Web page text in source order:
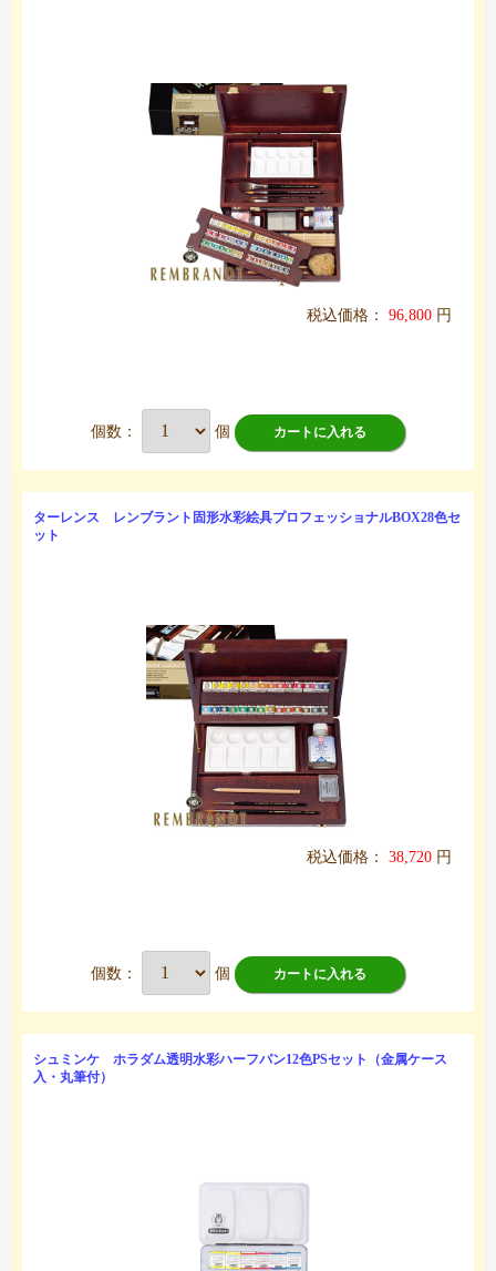
税込価格： 96,800 円
個数： 個 カートに入れる
ターレンス レンブラント固形水彩絵具プロフェッショナルBOX28色セ
ット
税込価格： 38,720 円
個数： 個 カートに入れる
シュミンケ ホラダム透明水彩ハーフパン12色PSセット（金属ケース
入・丸筆付）